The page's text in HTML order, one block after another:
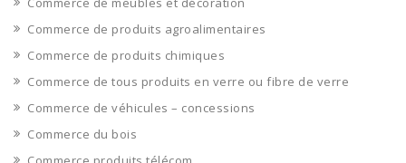
Commerce de produits agroalimentaires
Commerce de produits chimiques
Commerce de tous produits en verre ou fibre de verre
Commerce de véhicules – concessions
Commerce du bois